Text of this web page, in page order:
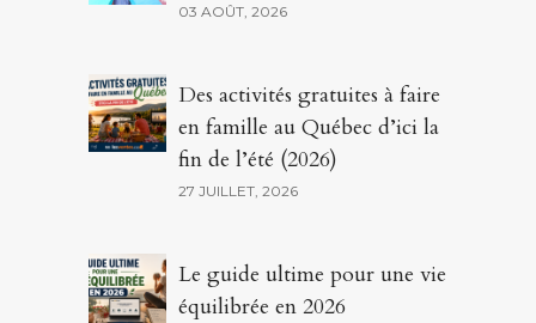
03 AOÛT, 2026
Des activités gratuites à faire
en famille au Québec d’ici la
fin de l’été (2026)
27 JUILLET, 2026
Le guide ultime pour une vie
équilibrée en 2026